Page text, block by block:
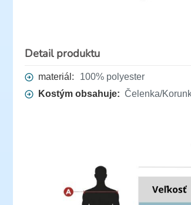
Detail produktu
materiál:
100% polyester
Kostým obsahuje: Čelenka/